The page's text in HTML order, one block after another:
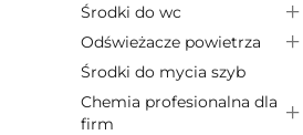
Środki do wc
Odświeżacze powietrza
Środki do mycia szyb
Chemia profesionalna dla
firm